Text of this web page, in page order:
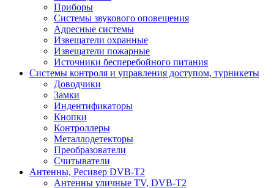
Приборы
Системы звукового оповещения
Адресные системы
Извещатели охранные
Извещатели пожарные
Источники бесперебойного питания
Системы контроля и управления доступом, турникеты
Доводчики
Замки
Индентификаторы
Кнопки
Контроллеры
Металлодетекторы
Преобразователи
Считыватели
Антенны, Ресивер DVB-T2
Антенны уличные TV, DVB-T2